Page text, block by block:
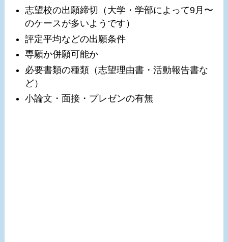
志望校の出願締切（大学・学部によって9月〜
のケースが多いようです）
評定平均などの出願条件
専願か併願可能か
必要書類の種類（志望理由書・活動報告書な
ど）
小論文・面接・プレゼンの有無